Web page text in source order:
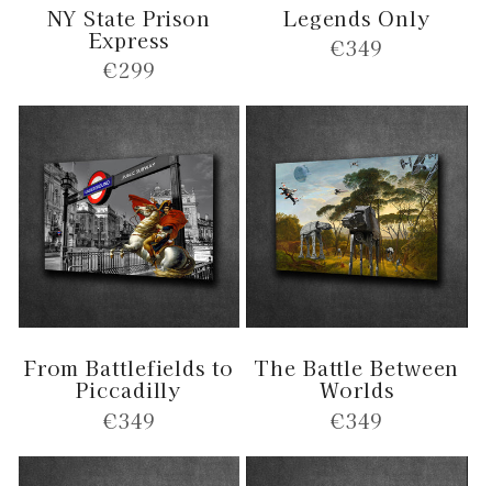
NY State Prison
Express
Normale
€299
Legends Only
Normale
€349
From Battlefields to
Piccadilly
Normale
€349
The Battle Between
Worlds
Normale
€349